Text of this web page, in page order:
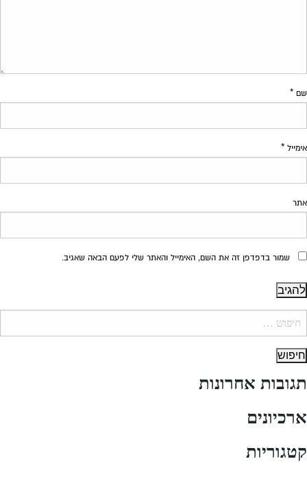
שם *
אימייל *
אתר
שמור בדפדפן זה את השם, האימייל והאתר שלי לפעם הבאה שאגיב.
תגובות אחרונות
ארכיונים
קטגוריות